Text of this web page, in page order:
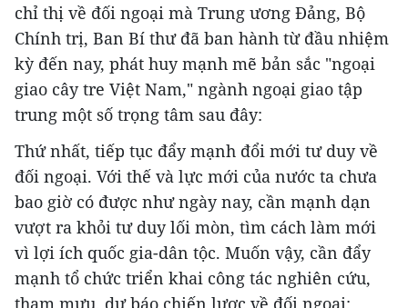
chỉ thị về đối ngoại mà Trung ương Đảng, Bộ
Chính trị, Ban Bí thư đã ban hành từ đầu nhiệm
kỳ đến nay, phát huy mạnh mẽ bản sắc "ngoại
giao cây tre Việt Nam," ngành ngoại giao tập
trung một số trọng tâm sau đây:
Thứ nhất, tiếp tục đẩy mạnh đổi mới tư duy về
đối ngoại. Với thế và lực mới của nước ta chưa
bao giờ có được như ngày nay, cần mạnh dạn
vượt ra khỏi tư duy lối mòn, tìm cách làm mới
vì lợi ích quốc gia-dân tộc. Muốn vậy, cần đẩy
mạnh tổ chức triển khai công tác nghiên cứu,